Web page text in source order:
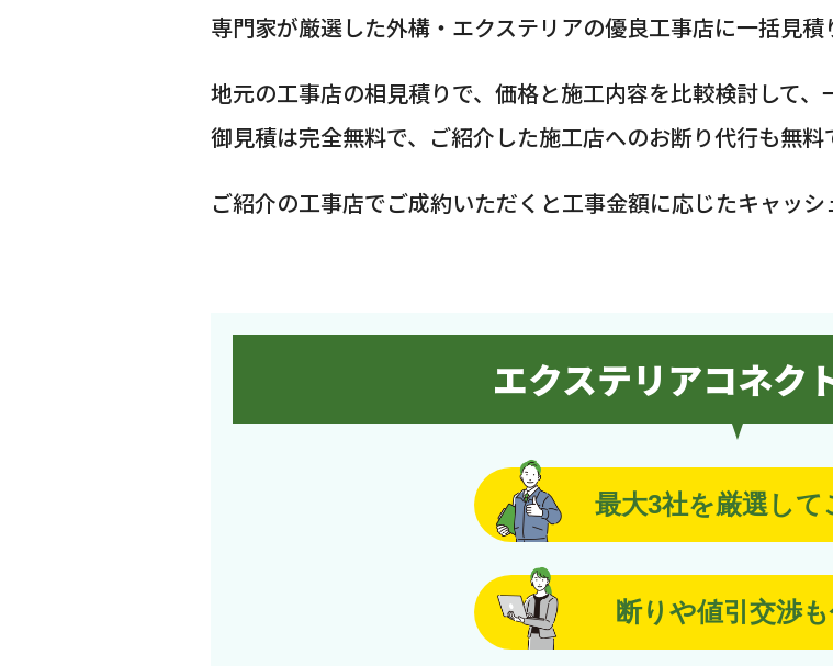
専門家が厳選した外構・エクステリアの優良工事店に一括見積
地元の工事店の相見積りで、価格と施工内容を比較検討して
御見積は完全無料で、ご紹介した施工店へのお断り代行も無料
ご紹介の工事店でご成約いただくと工事金額に応じたキャッシ
エクステリアコネク
最大3社を厳選して
断りや値引交渉